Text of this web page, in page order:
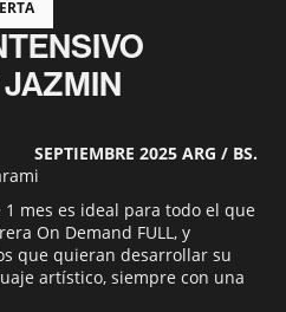
SEPTIEMBRE 2025 ARG / BS.
mes es ideal para todo el que
On Demand FULL, y
que quieran desarrollar su
artístico, siempre con una